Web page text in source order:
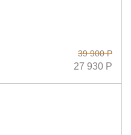
39 900 Р
27 930 Р